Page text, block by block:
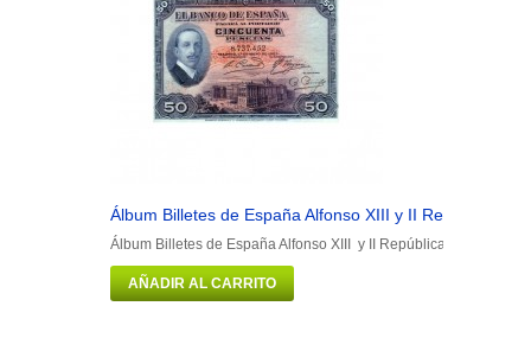
Álbum Billetes de España Alfonso XIII y II República
Álbum Billetes de España Alfonso XIII y II República Portadilla
AÑADIR AL CARRITO